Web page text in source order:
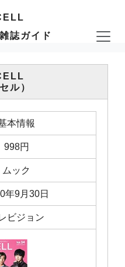
誌ガイド
ル）
本情報
998円
ムック
年9月30日
ビジョン